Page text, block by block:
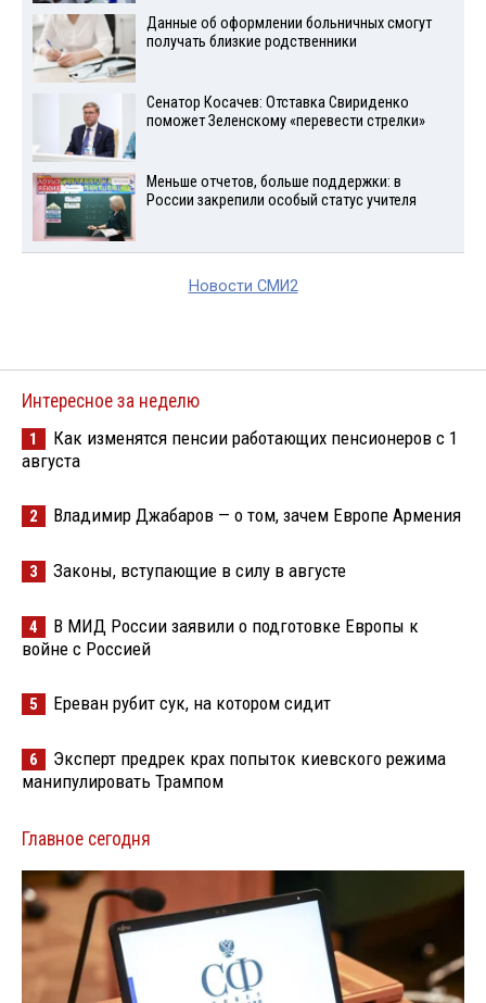
Данные об оформлении больничных смогут
получать близкие родственники
Сенатор Косачев: Отставка Свириденко
поможет Зеленскому «перевести стрелки»
Меньше отчетов, больше поддержки: в
России закрепили особый статус учителя
Новости СМИ2
Интересное за неделю
1
Как изменятся пенсии работающих пенсионеров с 1
августа
2 Владимир Джабаров — о том, зачем Европе Армения
3 Законы, вступающие в силу в августе
4
В МИД России заявили о подготовке Европы к
войне с Россией
5 Ереван рубит сук, на котором сидит
6
Эксперт предрек крах попыток киевского режима
манипулировать Трампом
Главное сегодня